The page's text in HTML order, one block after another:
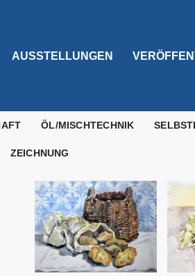
AUSSTELLUNGEN
ÖL/MISCHTECHNIK
ZEICHNUNG